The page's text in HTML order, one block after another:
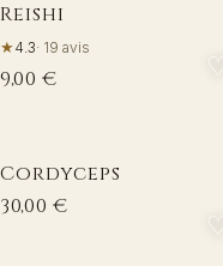
Reishi
★4.3· 19 avis
9,00 € ♡
Cordyceps
30,00 €
♡